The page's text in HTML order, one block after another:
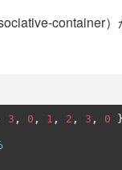
container
3 , 0 , 1 , 2 , 3 , 0